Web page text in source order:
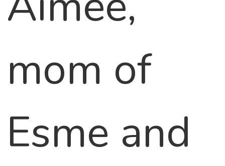
mom of
Esme and